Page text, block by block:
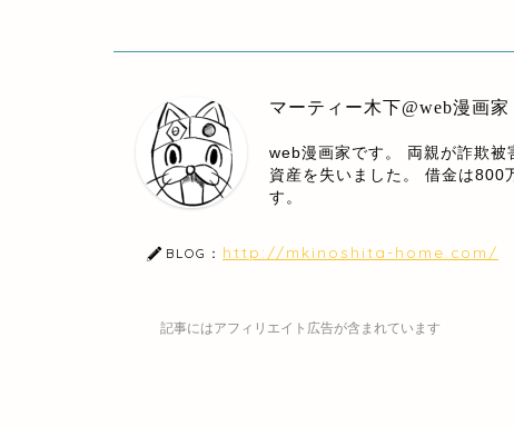
マーティー木下@web漫画家
web漫画家です。 両親が詐欺
資産を失いました。 借金は800
す。
BLOG： http://mkinoshita-home.com/
記事にはアフィリエイト広告が含まれています